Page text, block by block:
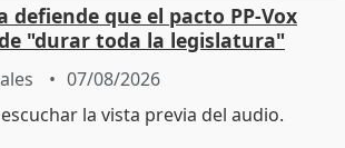
defiende que el pacto PP-Vox
"durar toda la legislatura"
07/08/2026